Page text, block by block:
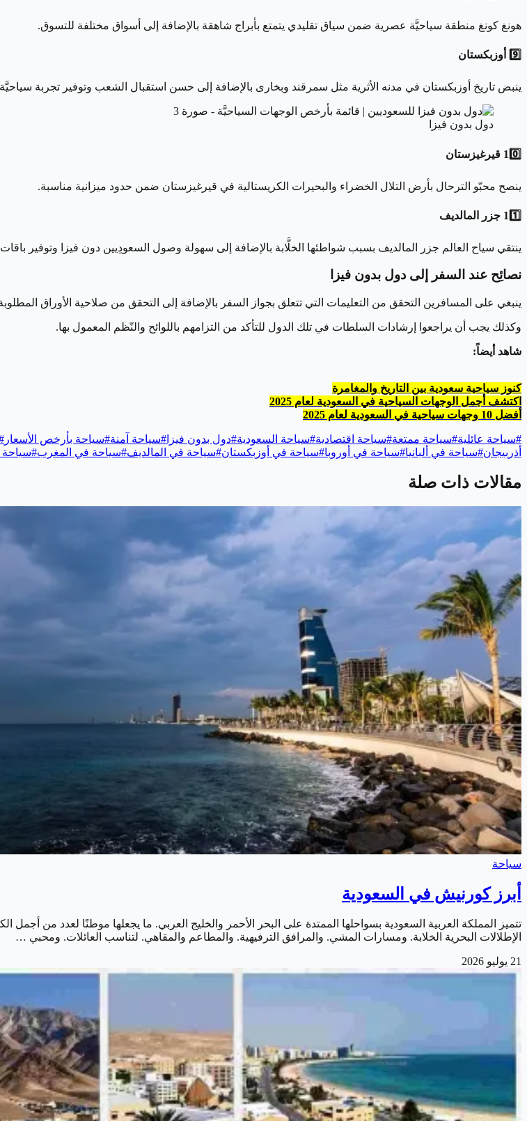
هونغ كونغ منطقة سياحيَّة عصرية ضمن سياق تقليدي يتمتع بأبراج شاهقة بالإضافة إلى أسواق مختلفة للتسوق.
9️⃣ أوزبكستان
ينبض تاريخ أوزبكستان في مدنه الأثرية مثل سمرقند وبخارى بالإضافة إلى حسن استقبال الشعب وتوفير تجربة
دول بدون فيزا
10️⃣ قيرغيزستان
ينصح محبّو الترحال بأرض التلال الخضراء والبحيرات الكريستالية في قيرغيزستان ضمن حدود ميزانية مناسبة.
11️⃣ جزر المالديف
ينتقي سياح العالم جزر المالديف بسبب شواطئها الخلَّابة بالإضافة إلى سهولة وصول السعودِيين دون فيزا وتوفير
نصائِح عند السفر إلى دول بدون فيزا
ينبغي على المسافرين التحقق من التعليمات التي تتعلق بجواز السفر بالإضافة إلى التحقق من صلاحية الأوراق
وكذلك يجب أن يراجعوا إرشادات السلطات في تلك الدول للتأكد من التزامهم باللوائح والنّظم المعمول بها.
شاهد أيضاً:
كنوز سياحية سعودية بين التاريخ والمغامرة
اكتشف أجمل الوجهات السياحية في السعودية لعام 2025
أفضل 10 وجهات سياحية في السعودية لعام 2025
#سياحة عائلية#سياحة ممتعة#سياحة اقتصادية#سياحة السعودية#دول بدون فيزا #سياحة آمنة#سياحة بأرخص الأسعار
أذربيجان#سياحة في ألبانيا#سياحة في أوروبا#سياحة في أوزبكستان#سياحة في المالديف#سياحة في المغرب#سياحة
مقالات ذات صلة
سياحة
أبرز كورنيش في السعودية
تتميز المملكة العربية السعودية بسواحلها الممتدة على البحر الأحمر والخليج العربي. ما يجعلها موطنًا لعدد من
الإطلالات البحرية الخلابة. ومسارات المشي. والمرافق الترفيهية. والمطاعم والمقاهي. لتناسب العائلات. ومحبي …
21 يوليو 2026